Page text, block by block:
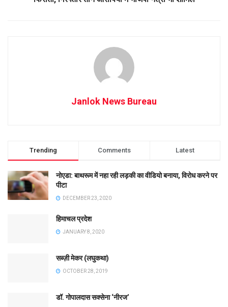
Janlok News Bureau
Trending Comments Latest
नोएडा: बाथरूम में नहा रही लड़की का वीडियो बनाया, विरोध करने पर
पीटा
DECEMBER 23, 2020
हिमाचल प्रदेश
JANUARY 8, 2020
सब्ज़ी मेकर (लघुकथा)
OCTOBER 28, 2019
डॉ. गोपालदास सक्सेना ‘नीरज’